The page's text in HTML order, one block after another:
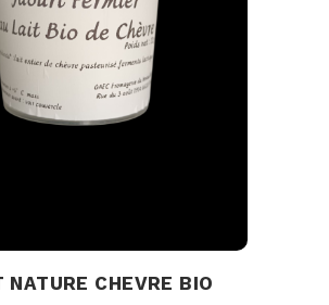
NATURE CHEVRE BIO